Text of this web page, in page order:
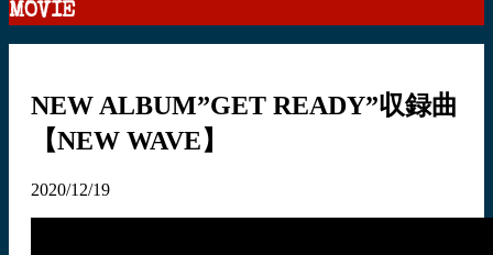
MOVIE
NEW ALBUM”GET READY”収録曲
【NEW WAVE】
2020/12/19